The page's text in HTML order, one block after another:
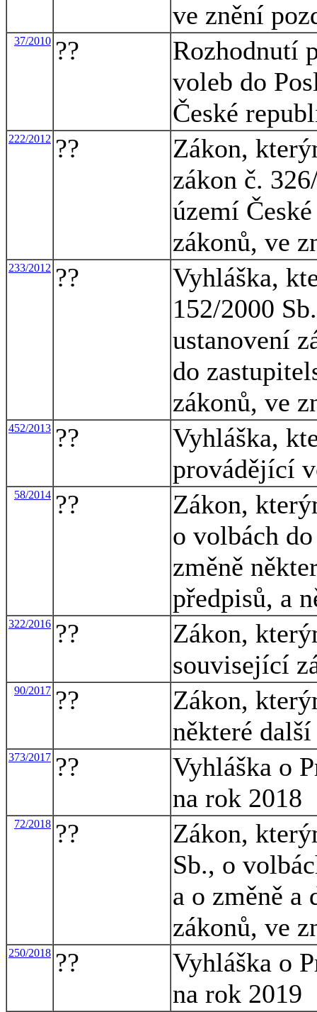
ve znění
37/2010 ??
Rozhodnutí
voleb do
České
222/2012 ??
Zákon,
zákon č.
území
zákonů, ve
233/2012 ??
Vyhláška,
152/2000
ustanovení
do
zákonů, ve
452/2013 ??
Vyhláška,
provádějící
58/2014 ??
Zákon,
o volbách
změně
předpisů, a
322/2016 ??
Zákon,
související
90/2017 ??
Zákon,
některé
373/2017 ??
Vyhláška o
na rok 2018
72/2018 ??
Zákon,
Sb., o
a o změně a
zákonů, ve
250/2018 ??
Vyhláška o
na rok 2019